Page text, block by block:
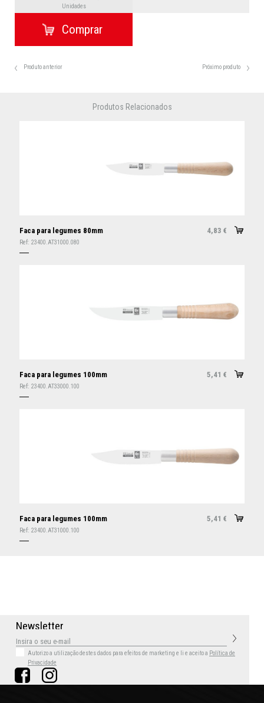
Unidades
Produto anterior Próximo produto
Produtos Relacionados
Faca para legumes 80mm 4,83 €
Ref: 23400.AT31000.080
Faca para legumes 100mm 5,41 €
Ref: 23400.AT33000.100
Faca para legumes 100mm 5,41 €
Ref: 23400.AT31000.100
Newsletter
Autorizo a utilização destes dados para efeitos de marketing e li e aceito a Política de
Privacidade